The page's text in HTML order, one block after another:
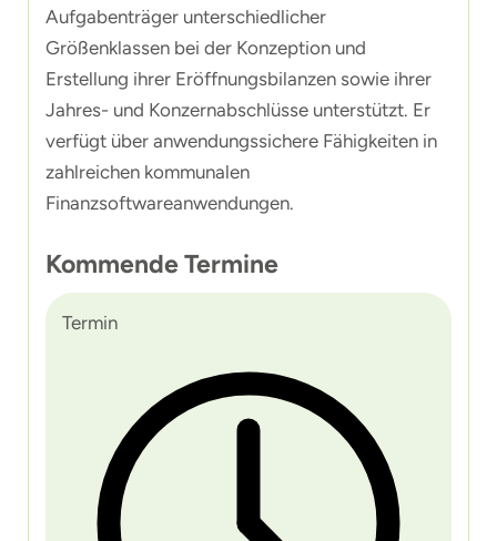
Aufgabenträger unterschiedlicher
Größenklassen bei der Konzeption und
Erstellung ihrer Eröffnungsbilanzen sowie ihrer
Jahres- und Konzernabschlüsse unterstützt. Er
verfügt über anwendungssichere Fähigkeiten in
zahlreichen kommunalen
Finanzsoftwareanwendungen.
Kommende Termine
Termin